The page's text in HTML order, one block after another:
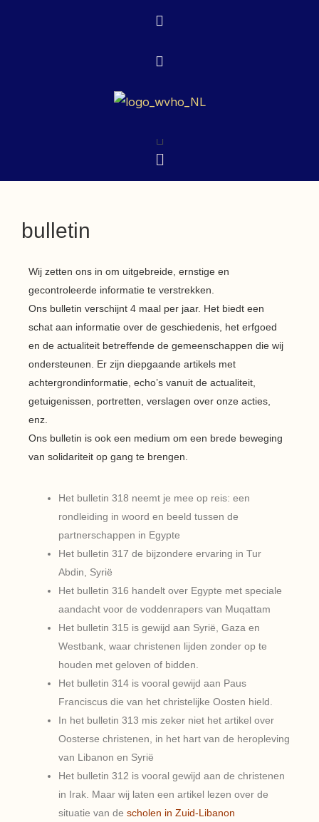
Menu
bulletin
Wij zetten ons in om uitgebreide, ernstige en
gecontroleerde informatie te verstrekken.
Ons bulletin verschijnt 4 maal per jaar. Het biedt een
schat aan informatie over de geschiedenis, het erfgoed
en de actualiteit betreffende de gemeenschappen die wij
ondersteunen. Er zijn diepgaande artikels met
achtergrondinformatie, echo’s vanuit de actualiteit,
getuigenissen, portretten, verslagen over onze acties,
enz.
Ons bulletin is ook een medium om een brede beweging
van solidariteit op gang te brengen.
Het bulletin 318 neemt je mee op reis: een
rondleiding in woord en beeld tussen de
partnerschappen in Egypte
Het bulletin 317 de bijzondere ervaring in Tur
Abdin, Syrië
Het bulletin 316 handelt over Egypte met speciale
aandacht voor de voddenrapers van Muqattam
Het bulletin 315 is gewijd aan Syrië, Gaza en
Westbank, waar christenen lijden zonder op te
houden met geloven of bidden.
Het bulletin 314 is vooral gewijd aan Paus
Franciscus die van het christelijke Oosten hield.
In het bulletin 313 mis zeker niet het artikel over
Oosterse christenen, in het hart van de heropleving
van Libanon en Syrië
Het bulletin 312 is vooral gewijd aan de christenen
in Irak. Maar wij laten een artikel lezen over de
situatie van de scholen in Zuid-Libanon